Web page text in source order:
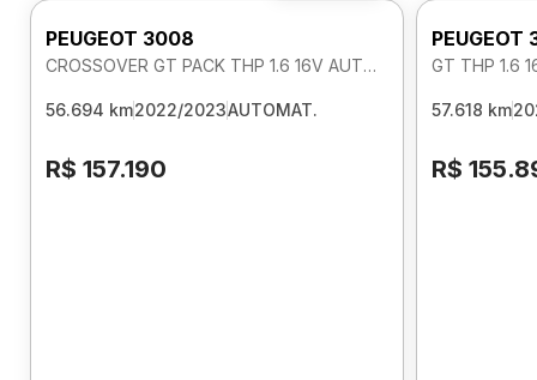
PEUGEOT 3008
CROSSOVER GT PACK THP 1.6 16V AUTOMATICO
56.694 km2022/2023AUTOMAT.
R$ 157.190
PEUGEOT
GT THP 1.6
57.618 km
R$